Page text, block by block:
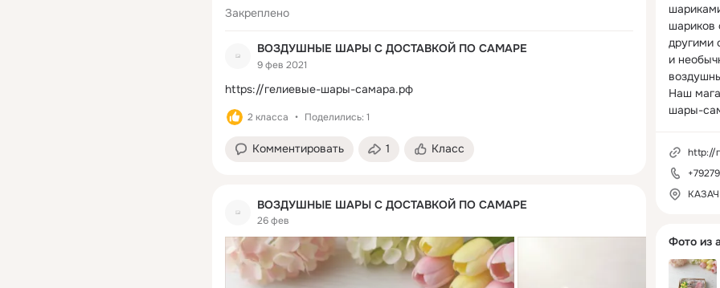
Закреплено
ВОЗДУШНЫЕ ШАРЫ С ДОСТАВКОЙ ПО САМАРЕ
9 фев 2021
https://гелиевые-шары-самара.рф
2 класса Поделились: 1
Комментировать 1 Класс
ВОЗДУШНЫЕ ШАРЫ С ДОСТАВКОЙ ПО САМАРЕ
26 фев
шариков
другими
и
Наш
шары-
http://
Фото из